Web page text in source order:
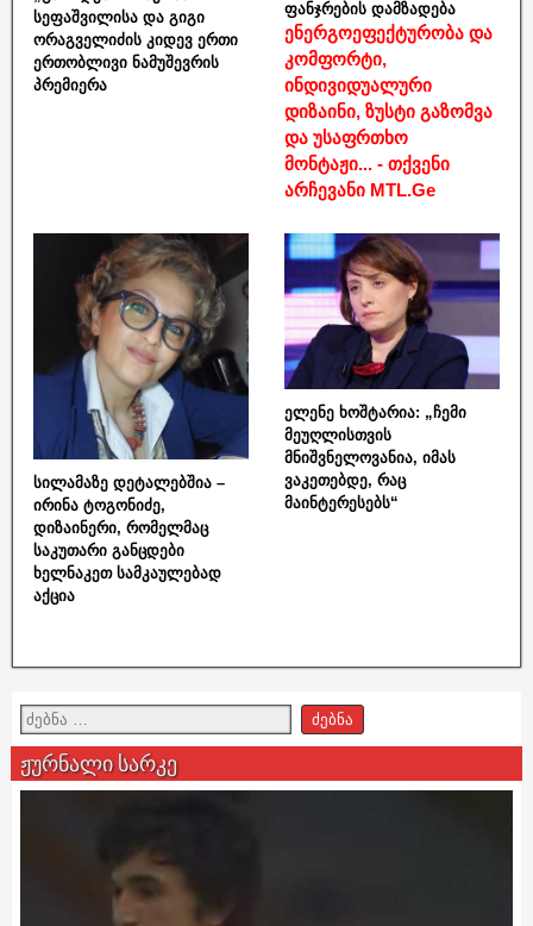
სეფაშვილისა და გიგი
ორაგველიძის კიდევ ერთი
ერთობლივი ნამუშევრის
პრემიერა
ფანჯრების დამზადება
ენერგოეფექტურობა და
კომფორტი,
ინდივიდუალური
დიზაინი, ზუსტი გაზომვა
და უსაფრთხო
მონტაჟი... - თქვენი
არჩევანი MTL.Ge
სილამაზე დეტალებშია –
ირინა ტოგონიძე,
დიზაინერი, რომელმაც
საკუთარი განცდები
ხელნაკეთ სამკაულებად
აქცია
ელენე ხოშტარია: „ჩემი
მეუღლისთვის
მნიშვნელოვანია, იმას
ვაკეთებდე, რაც
მაინტერესებს“
ჟურნალი სარკე